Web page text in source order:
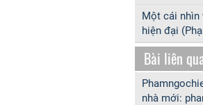
Một cái nhìn
hiện đại
Bài liên
nhà mới: